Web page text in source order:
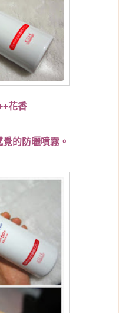
花香
的防曬噴霧。